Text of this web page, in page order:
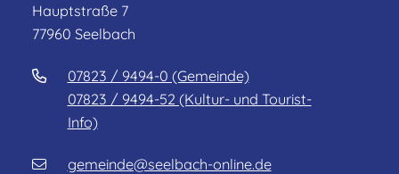
Hauptstraße 7
77960 Seelbach
07823 / 9494-0 (Gemeinde)
07823 / 9494-52 (Kultur- und Tourist-
Info)
gemeinde@seelbach-online.de